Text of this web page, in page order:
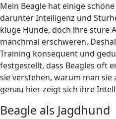
Mein Beagle hat einige
darunter Intelligenz und
kluge Hunde, doch ihre sture
manchmal erschweren.
Training konsequent und
festgestellt, dass Beagles oft
sie verstehen, warum man
genau hier zeigt sich ihre
Beagle als Jagdhund